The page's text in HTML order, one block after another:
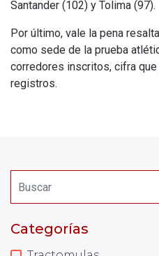
Categorías
Santander (102) y Tolima (97).
Por último, vale la pena
como sede de la prueba
corredores inscritos, cifra
registros.